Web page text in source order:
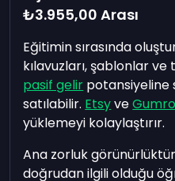
₺3.955,00 Arası
Eğitimin sırasında
kılavuzları, şablonlar ve
pasif gelir potansiyeline
satılabilir. Etsyve
yüklemeyi kolaylaştırır.
Ana zorluk
doğrudan ilgili olduğu